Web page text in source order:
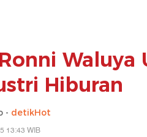
Waluya
Hiburan
- detikHot
13:43 WIB